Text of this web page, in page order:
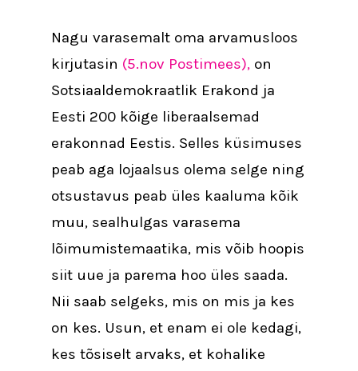
Nagu varasemalt oma arvamusloos
kirjutasin (5.nov Postimees), on
Sotsiaaldemokraatlik Erakond ja
Eesti 200 kõige liberaalsemad
erakonnad Eestis. Selles küsimuses
peab aga lojaalsus olema selge ning
otsustavus peab üles kaaluma kõik
muu, sealhulgas varasema
lõimumistemaatika, mis võib hoopis
siit uue ja parema hoo üles saada.
Nii saab selgeks, mis on mis ja kes
on kes. Usun, et enam ei ole kedagi,
kes tõsiselt arvaks, et kohalike